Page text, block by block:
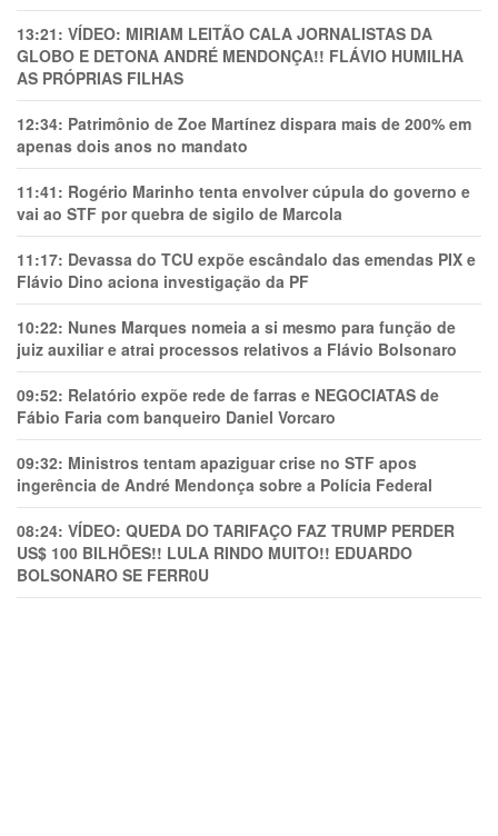
13:21: VÍDEO: MIRIAM LEITÃO CALA JORNALISTAS DA
GLOBO E DETONA ANDRÉ MENDONÇA!! FLÁVIO HUMILHA
AS PRÓPRIAS FILHAS
12:34: Patrimônio de Zoe Martínez dispara mais de 200% em
apenas dois anos no mandato
11:41: Rogério Marinho tenta envolver cúpula do governo e
vai ao STF por quebra de sigilo de Marcola
11:17: Devassa do TCU expõe escândalo das emendas PIX e
Flávio Dino aciona investigação da PF
10:22: Nunes Marques nomeia a si mesmo para função de
juiz auxiliar e atrai processos relativos a Flávio Bolsonaro
09:52: Relatório expõe rede de farras e NEGOCIATAS de
Fábio Faria com banqueiro Daniel Vorcaro
09:32: Ministros tentam apaziguar crise no STF apos
ingerência de André Mendonça sobre a Polícia Federal
08:24: VÍDEO: QUEDA DO TARIFAÇO FAZ TRUMP PERDER
US$ 100 BILHÕES!! LULA RINDO MUITO!! EDUARDO
BOLSONARO SE FERR0U